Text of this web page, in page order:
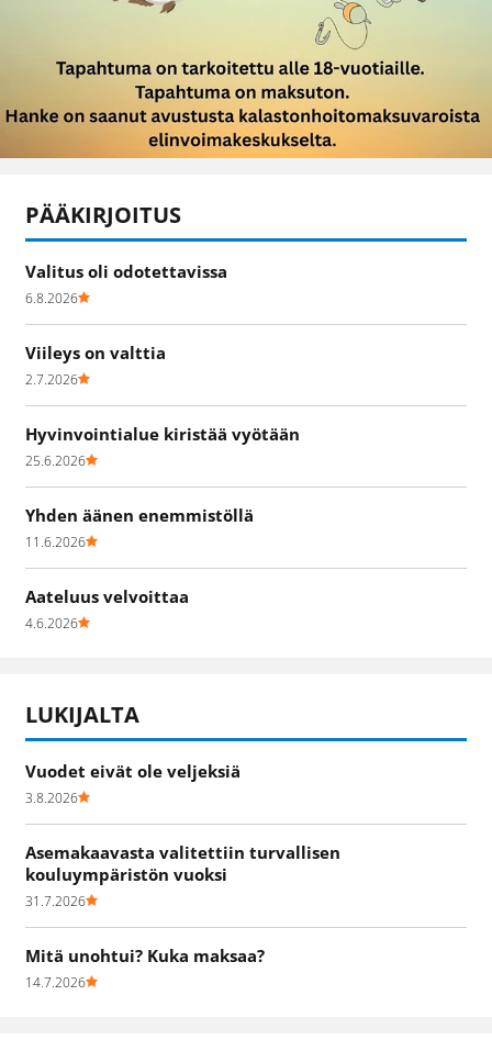
PÄÄKIRJOITUS
Valitus oli odotettavissa
6.8.2026
Viileys on valttia
2.7.2026
Hyvinvointialue kiristää vyötään
25.6.2026
Yhden äänen enemmistöllä
11.6.2026
Aateluus velvoittaa
4.6.2026
LUKIJALTA
Vuodet eivät ole veljeksiä
3.8.2026
Asemakaavasta valitettiin turvallisen
kouluympäristön vuoksi
31.7.2026
Mitä unohtui? Kuka maksaa?
14.7.2026